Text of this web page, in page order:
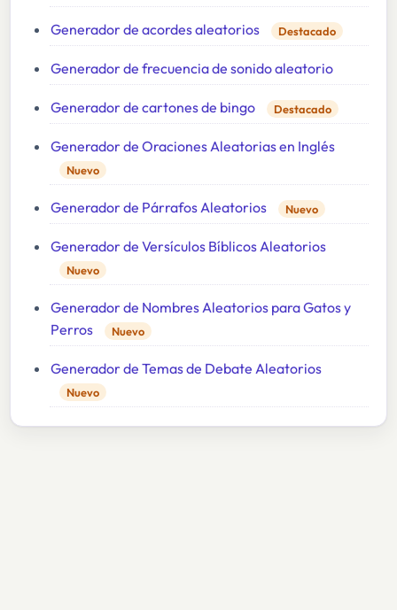
Generador de acordes aleatorios Destacado
Generador de frecuencia de sonido aleatorio
Generador de cartones de bingo Destacado
Generador de Oraciones Aleatorias en Inglés
Nuevo
Generador de Párrafos Aleatorios Nuevo
Generador de Versículos Bíblicos Aleatorios
Nuevo
Generador de Nombres Aleatorios para Gatos y
Perros
Nuevo
Generador de Temas de Debate Aleatorios
Nuevo